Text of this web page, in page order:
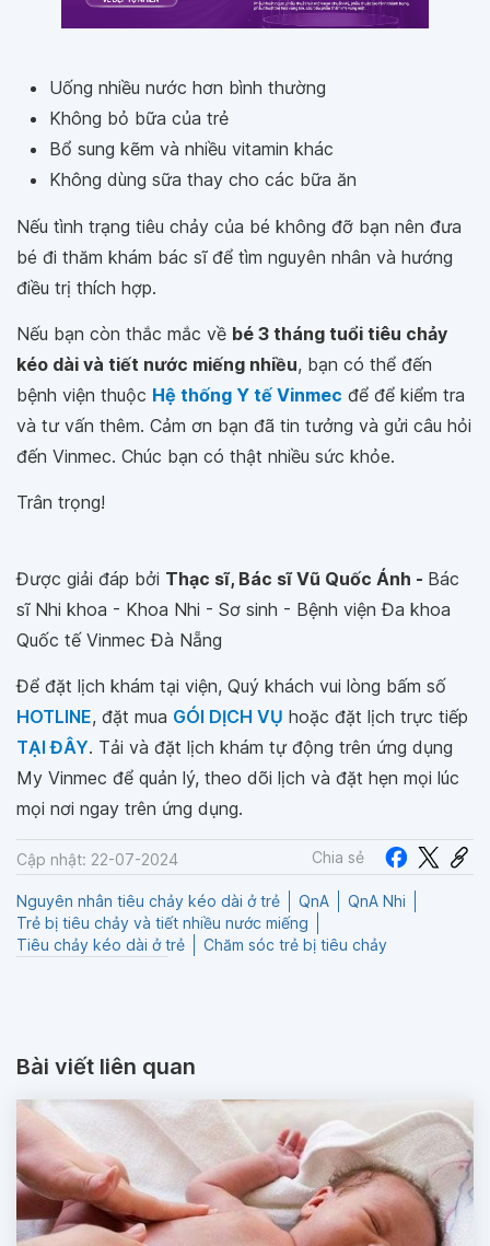
Uống nhiều nước hơn bình thường
Không bỏ bữa của trẻ
Bổ sung kẽm và nhiều vitamin khác
Không dùng sữa thay cho các bữa ăn
Nếu tình trạng tiêu chảy của bé không đỡ bạn nên đưa
bé đi thăm khám bác sĩ để tìm nguyên nhân và hướng
điều trị thích hợp.
Nếu bạn còn thắc mắc về bé 3 tháng tuổi tiêu chảy
kéo dài và tiết nước miếng nhiều, bạn có thể đến
bệnh viện thuộc Hệ thống Y tế Vinmec để để kiểm tra
và tư vấn thêm. Cảm ơn bạn đã tin tưởng và gửi câu hỏi
đến Vinmec. Chúc bạn có thật nhiều sức khỏe.
Trân trọng!
Được giải đáp bởi Thạc sĩ, Bác sĩ Vũ Quốc Ánh - Bác
sĩ Nhi khoa - Khoa Nhi - Sơ sinh - Bệnh viện Đa khoa
Quốc tế Vinmec Đà Nẵng
Để đặt lịch khám tại viện, Quý khách vui lòng bấm số
HOTLINE, đặt mua GÓI DỊCH VỤ hoặc đặt lịch trực tiếp
TẠI ĐÂY. Tải và đặt lịch khám tự động trên ứng dụng
My Vinmec để quản lý, theo dõi lịch và đặt hẹn mọi lúc
mọi nơi ngay trên ứng dụng.
Cập nhật: 22-07-2024 Chia sẻ
Nguyên nhân tiêu chảy kéo dài ở trẻ QnA
QnA Nhi
Trẻ bị tiêu chảy và tiết nhiều nước miếng
Tiêu chảy kéo dài ở trẻ
Chăm sóc trẻ bị tiêu chảy
Bài viết liên quan